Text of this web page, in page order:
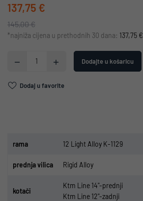
137,75 €
145,00 €
*najniža cijena u prethodnih 30 dana: 137,75 €
Dodajte u košaricu
Dodaj u favorite
rama 12 Light Alloy K-1129
prednja vilica Rigid Alloy
kotači
Ktm Line 14"-prednji
Ktm Line 12"-zadnji